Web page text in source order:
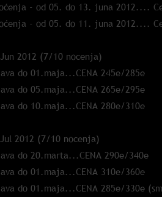
- od 05. do 13. juna 2012....
- od 05. do 11. juna 2012....
2012 (7/10 nocenja)
do 01.maja...CENA 245e/285e
do 05.maja...CENA 265e/295e
do 10.maja...CENA 280e/310e
2012 (7/10 nocenja)
do 20.marta...CENA 290e/340e
do 01.maja...CENA 310e/360e
do 01.maja...CENA 285e/330e